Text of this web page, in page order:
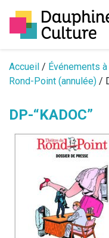
Passer au contenu
Accueil / Événements
Rond-Point (annulée) /
DP-“KADOC”